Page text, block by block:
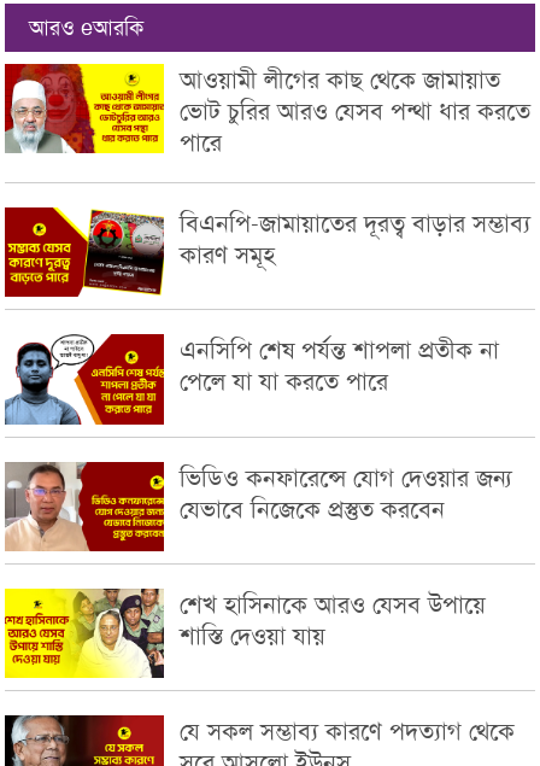
আরও eআরকি
আওয়ামী লীগের কাছ থেকে জামায়াত
ভোট চুরির আরও যেসব পন্থা ধার করতে
পারে
বিএনপি-জামায়াতের দূরত্ব বাড়ার সম্ভাব্য
কারণ সমূহ
এনসিপি শেষ পর্যন্ত শাপলা প্রতীক না
পেলে যা যা করতে পারে
ভিডিও কনফারেন্সে যোগ দেওয়ার জন্য
যেভাবে নিজেকে প্রস্তুত করবেন
শেখ হাসিনাকে আরও যেসব উপায়ে
শাস্তি দেওয়া যায়
যে সকল সম্ভাব্য কারণে পদত্যাগ থেকে